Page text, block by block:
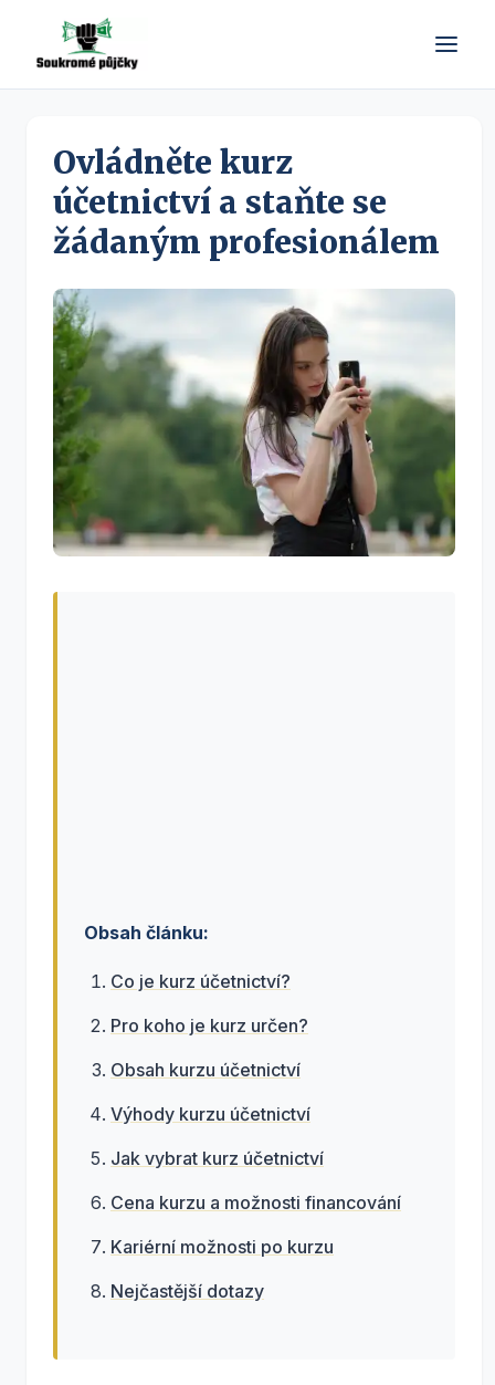
Ovládněte kurz
účetnictví a staňte se
žádaným profesionálem
Obsah článku:
Co je kurz účetnictví?
Pro koho je kurz určen?
Obsah kurzu účetnictví
Výhody kurzu účetnictví
Jak vybrat kurz účetnictví
Cena kurzu a možnosti financování
Kariérní možnosti po kurzu
Nejčastější dotazy